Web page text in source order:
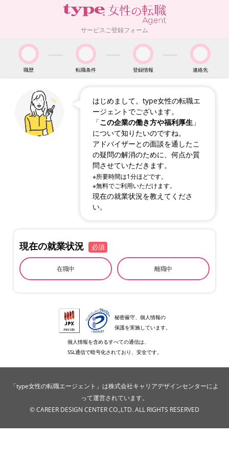
サービスご登録フォーム
職歴 転職条件 登録情報 連絡先
はじめまして。type女性の転職エ
ージェントでございます。
「この企業の働き方や福利厚生」
について知りたいのですね。
アドバイザーとの面談を通したこ
の疑問の解消のために、何点か質
問させていただきます。
※所要時間は1分ほどです。
※無料でご利用いただけます。
現在の就業状況を教えてくださ
い。
現在の就業状況 必須
在職中 離職中
秘密厳守、個人情報の
保護を実施しています。
個人情報を含めるすべての通信は、
SSL通信で暗号化されており、安全です。
「type女性の転職エージェント」は株式会社キャリアデザインセンターによ
って運営されています。
© CAREER DESIGN CENTER CO.,LTD. ALL RIGHTS RESERVED